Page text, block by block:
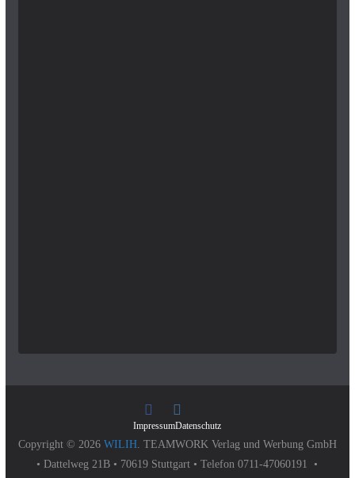
ImpressumDatenschutz
Copyright © 2026 WILIH. TEAMWORK Verlag und Werbung GmbH
• Dattelweg 21B • 70619 Stuttgart • Telefon 0711-47060191 •